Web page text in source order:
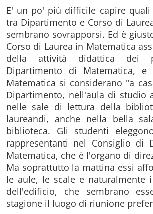
E' un po' più difficile capire
tra Dipartimento e Corso di
sembrano sovrapporsi. Ed è
Corso di Laurea in Matematica
della attività didattica dei
Dipartimento di Matematica,
Matematica si considerano "a
Dipartimento, nell'aula di studio
nelle sale di lettura della
laureandi, anche nella bella
biblioteca. Gli studenti
rappresentanti nel Consiglio di
Matematica, che è l'organo di
Ma soprattutto la mattina essi
le aule, le scale e naturalmente
dell'edificio, che sembrano
stagione il luogo di riunione